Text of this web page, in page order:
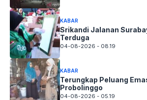
KABAR
Srikandi Jalanan
Terduga
04-08-2026 - 08.19
KABAR
Terungkap Peluang
Probolinggo
04-08-2026 - 05.19